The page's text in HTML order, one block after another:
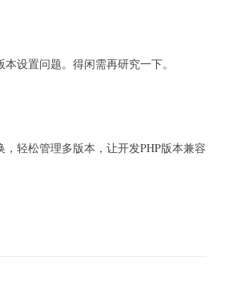
设置问题。得闲需再研究一下。
轻松管理多版本，让开发PHP版本兼容